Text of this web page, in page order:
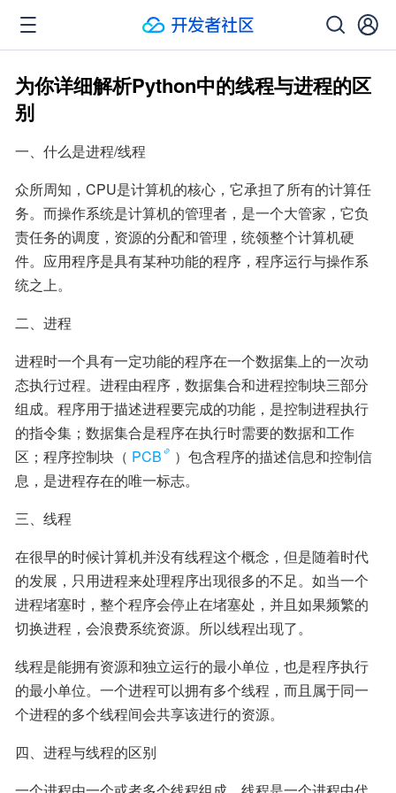
为你详细解析Python中的线程与进程的区
别
一、什么是进程/线程
众所周知，CPU是计算机的核心，它承担了所有的计算任
务。而操作系统是计算机的管理者，是一个大管家，它负
责任务的调度，资源的分配和管理，统领整个计算机硬
件。应用程序是具有某种功能的程序，程序运行与操作系
统之上。
二、进程
进程时一个具有一定功能的程序在一个数据集上的一次动
态执行过程。进程由程序，数据集合和进程控制块三部分
组成。程序用于描述进程要完成的功能，是控制进程执行
的指令集；数据集合是程序在执行时需要的数据和工作
区；程序控制块（ PCB
）包含程序的描述信息和控制信
息，是进程存在的唯一标志。
三、线程
在很早的时候计算机并没有线程这个概念，但是随着时代
的发展，只用进程来处理程序出现很多的不足。如当一个
进程堵塞时，整个程序会停止在堵塞处，并且如果频繁的
切换进程，会浪费系统资源。所以线程出现了。
线程是能拥有资源和独立运行的最小单位，也是程序执行
的最小单位。一个进程可以拥有多个线程，而且属于同一
个进程的多个线程间会共享该进行的资源。
四、进程与线程的区别